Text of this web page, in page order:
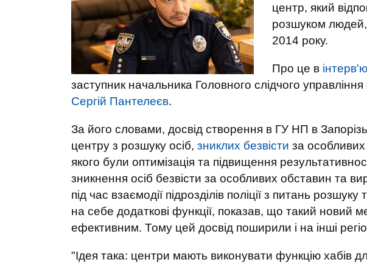
центр, який
розшуком людей,
2014 року.
Про це в інтерв'ю
заступник начальника Головного слідчого управління
Сергій Пантелеєв.
За його словами, досвід створення в ГУ НП в
центру з розшуку осіб, зниклих безвісти за
якого були оптимізація та підвищення
зникнення осіб безвісти за особливих обставин та
під час взаємодії підрозділів поліції з питань
на себе додаткові функції, показав, що такий новий
ефективним. Тому цей досвід поширили і на інші
"Ідея така: центри мають виконувати функцію хабів